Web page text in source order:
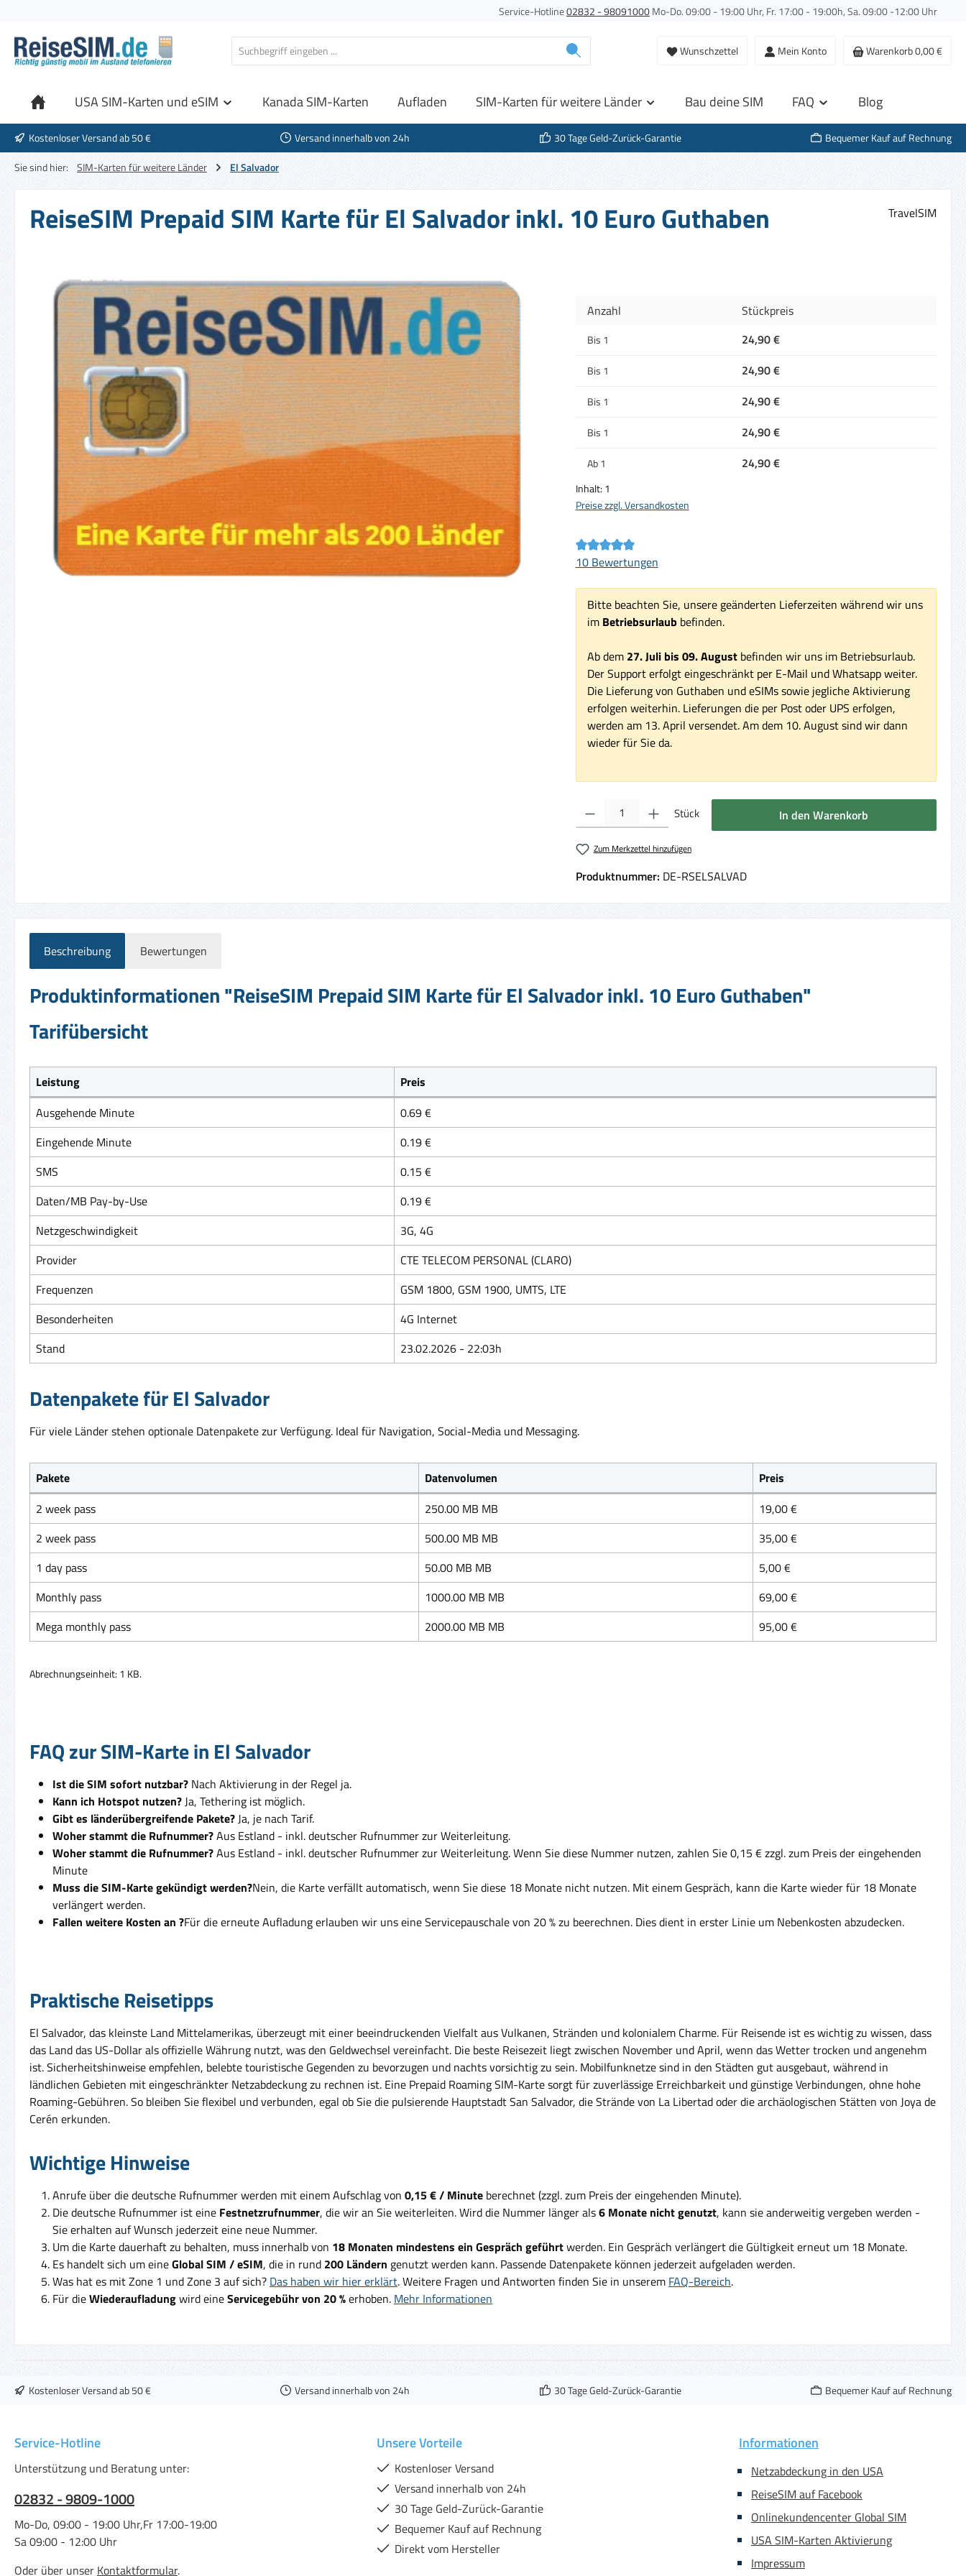
Service-Hotline02832 - 98091000Mo-Do. 09:00 - 19:00 Uhr, Fr. 17:00 - 19:00h, Sa. 09:00 -12:00 Uhr
Wunschzettel Mein Konto Warenkorb0,00 €
USA SIM-Karten und eSIM Kanada SIM-Karten Aufladen SIM-Karten für weitere Länder Bau deine SIM FAQ Blog
Kostenloser Versand ab 50 € Versand innerhalb von 24h 30 Tage Geld-Zurück-Garantie
Bequemer Kauf auf Rechnung
Sie sind hier:
SIM-Karten für weitere Länder El Salvador
ReiseSIM Prepaid SIM Karte für El Salvador inkl. 10 Euro Guthaben TravelSIM
Bildergalerie überspringen
Anzahl
Stückpreis
Bis 1 24,90 €
Bis 1 24,90 €
Bis 1 24,90 €
Bis 1 24,90 €
Ab1 24,90 €
Inhalt: 1
Preise zzgl. Versandkosten
Durchschnittliche Bewertung von 5 von 5 Sternen
10 Bewertungen
Bitte beachten Sie, unsere geänderten Lieferzeiten während wir uns
im Betriebsurlaub befinden.
Ab dem 27. Juli bis 09. Augustbefinden wir uns im Betriebsurlaub.
Der Support erfolgt eingeschränkt per E-Mail und Whatsapp weiter.
Die Lieferung von Guthaben und eSIMs sowie jegliche Aktivierung
erfolgen weiterhin. Lieferungen die per Post oder UPS erfolgen,
werden am 13. April versendet. Am dem 10. August sind wir dann
wieder für Sie da.
Produkt Anzahl: Gib den gewünschten Wert ein oder benutze die Schaltflächen um die
Stück In den Warenkorb
Zum Merkzettel hinzufügen
Produktnummer: DE-RSELSALVAD
Beschreibung Bewertungen
Produktinformationen "ReiseSIM Prepaid SIM Karte für El Salvador inkl. 10 Euro Guthaben"
Tarifübersicht
Leistung
Preis
Ausgehende Minute
0.69 €
Eingehende Minute
0.19 €
SMS
0.15 €
Daten/MB Pay-by-Use
0.19 €
Netzgeschwindigkeit
3G, 4G
Provider
CTE TELECOM PERSONAL (CLARO)
Frequenzen
GSM 1800, GSM 1900, UMTS, LTE
Besonderheiten
4G Internet
Stand
23.02.2026 - 22:03h
Datenpakete für El Salvador
Für viele Länder stehen optionale Datenpakete zur Verfügung. Ideal für Navigation, Social-Media und Messaging.
Pakete Datenvolumen
Preis
2 week pass
250.00 MB MB
19,00 €
2 week pass
500.00 MB MB
35,00 €
1 day pass
50.00 MB MB
5,00 €
Monthly pass
1000.00 MB MB
69,00 €
Mega monthly pass
2000.00 MB MB 95,00 €
Abrechnungseinheit: 1 KB.
FAQ zur SIM-Karte in El Salvador
Ist die SIM sofort nutzbar? Nach Aktivierung in der Regel ja.
Kann ich Hotspot nutzen? Ja, Tethering ist möglich.
Gibt es länderübergreifende Pakete? Ja, je nach Tarif.
Woher stammt die Rufnummer?Aus Estland - inkl. deutscher Rufnummer zur Weiterleitung.
Woher stammt die Rufnummer?Aus Estland - inkl. deutscher Rufnummer zur Weiterleitung. Wenn Sie diese Nummer nutzen, zahlen Sie 0,15 € zzgl. zum Preis der eingehenden
Minute
Muss die SIM-Karte gekündigt werden?Nein, die Karte verfällt automatisch, wenn Sie diese 18 Monate nicht nutzen. Mit einem Gespräch, kann die Karte wieder für 18 Monate
verlängert werden.
Fallen weitere Kosten an ?Für die erneute Aufladung erlauben wir uns eine Servicepauschale von 20 % zu beerechnen. Dies dient in erster Linie um Nebenkosten abzudecken.
Praktische Reisetipps
El Salvador, das kleinste Land Mittelamerikas, überzeugt mit einer beeindruckenden Vielfalt aus Vulkanen, Stränden und kolonialem Charme. Für Reisende ist es wichtig zu wissen, dass
das Land das US-Dollar als offizielle Währung nutzt, was den Geldwechsel vereinfacht. Die beste Reisezeit liegt zwischen November und April, wenn das Wetter trocken und angenehm
ist. Sicherheitshinweise empfehlen, belebte touristische Gegenden zu bevorzugen und nachts vorsichtig zu sein. Mobilfunknetze sind in den Städten gut ausgebaut, während in
ländlichen Gebieten mit eingeschränkter Netzabdeckung zu rechnen ist. Eine Prepaid Roaming SIM-Karte sorgt für zuverlässige Erreichbarkeit und günstige Verbindungen, ohne hohe
Roaming-Gebühren. So bleiben Sie flexibel und verbunden, egal ob Sie die pulsierende Hauptstadt San Salvador, die Strände von La Libertad oder die archäologischen Stätten von Joya de
Cerén erkunden.
Wichtige Hinweise
Anrufe über die deutsche Rufnummer werden mit einem Aufschlag von 0,15 € / Minute berechnet (zzgl. zum Preis der eingehenden Minute).
Die deutsche Rufnummer ist eine Festnetzrufnummer, die wir an Sie weiterleiten. Wird die Nummer länger als6 Monate nicht genutzt, kann sie anderweitig vergeben werden -
Sie erhalten auf Wunsch jederzeit eine neue Nummer.
Um die Karte dauerhaft zu behalten, muss innerhalb von 18 Monaten mindestens ein Gespräch geführtwerden. Ein Gespräch verlängert die Gültigkeit erneut um 18 Monate.
Es handelt sich um eineGlobal SIM / eSIM, die in rund 200 Ländern genutzt werden kann. Passende Datenpakete können jederzeit aufgeladen werden.
Was hat es mit Zone 1 und Zone 3 auf sich? Das haben wir hier erklärt. Weitere Fragen und Antworten finden Sie in unserem FAQ-Bereich.
Für dieWiederaufladungwird eineServicegebühr von 20 %erhoben. Mehr Informationen
Kostenloser Versand ab 50 € Versand innerhalb von 24h 30 Tage Geld-Zurück-Garantie Bequemer Kauf auf Rechnung
Service-Hotline
Unterstützung und Beratung unter:
02832 - 9809-1000
Mo-Do, 09:00 - 19:00 Uhr,Fr 17:00-19:00
Sa 09:00 - 12:00 Uhr
Oder über unser Kontaktformular.
Unsere Vorteile
Kostenloser Versand
Versand innerhalb von 24h
30 Tage Geld-Zurück-Garantie
Bequemer Kauf auf Rechnung
Direkt vom Hersteller
Informationen
Netzabdeckung in den USA
ReiseSIM auf Facebook
Onlinekundencenter Global SIM
USA SIM-Karten Aktivierung
Impressum